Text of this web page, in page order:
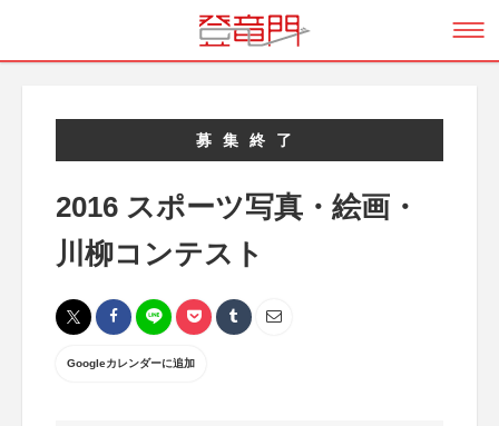
募集終了
2016 スポーツ写真・絵画・
川柳コンテスト
Googleカレンダーに追加